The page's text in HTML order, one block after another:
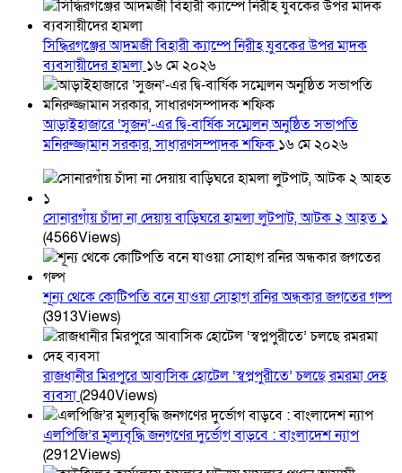
সিদ্ধিরগঞ্জের আদমজী বিহারী ক্যাম্পে নিরীহ যুবকের উপর মাদক
ব্যবসায়ীদের হামলা ১৬ মে ২০২৬
আড়াইহাজারে ‘সুজন’-এর দ্বি-বার্ষিক সম্মেলন অনুষ্ঠিত সভাপতি
মনিরুজ্জামান সরকার, সাধারণসম্পাদক শফিক ১৬ মে ২০২৬
সোনারগাঁয় চাঁদা না দেয়ায় বাড়িঘরে হামলা লুটপাট, আটক ২ আহত ১
(4566Views)
শূন্য থেকে কোটিপতি বনে যাওয়া সোহাগ রনির অন্ধকার জগতের গল্প
(3913Views)
রাজধানীর মিরপুরে আবাসিক হোটেল ‘স্বপ্নপুরীতে’ চলছে রমরমা দেহ
ব্যবসা(2940Views)
এলপিজি’র মূল্যবৃদ্ধি জনগণের দুর্ভোগ বাড়বে : বাংলাদেশ ন্যাপ
(2912Views)